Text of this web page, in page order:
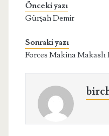
Önceki yazı
Gürşah Demir
Sonraki yazı
Forces Makina